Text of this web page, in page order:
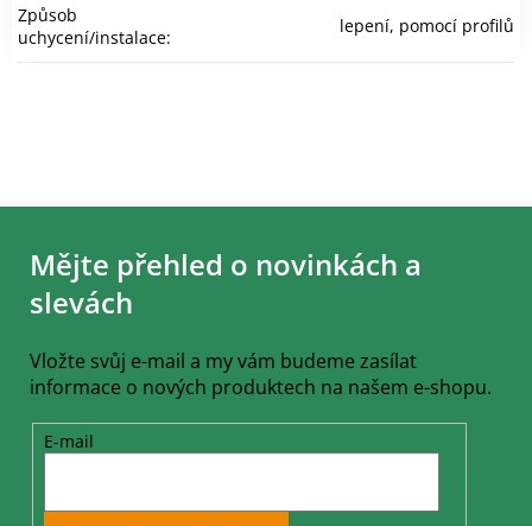
Způsob
uchycení/instalace:
lepení, pomocí profilů
Z
Mějte přehled o novinkách a
slevách
Vložte svůj e-mail a my vám budeme zasílat
informace o nových produktech na našem e-shopu.
E-mail